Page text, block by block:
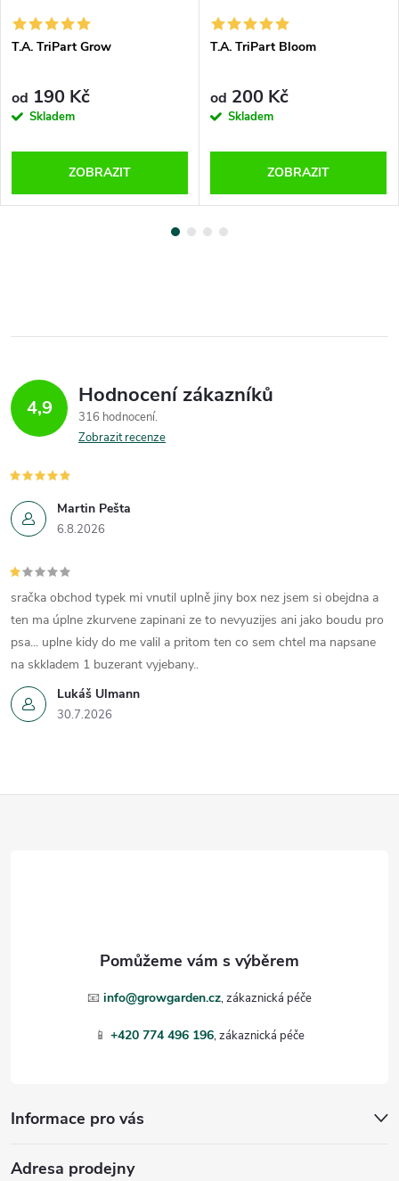
T.A. TriPart Grow
od 190 Kč
Skladem
ZOBRAZIT
T.A. TriPart Bloom
od 200 Kč
Skladem
ZOBRAZIT
4,9 Hodnocení zákazníků
316 hodnocení
Zobrazit recenze
Martin Pešta
6.8.2026
Lukáš Ulmann
30.7.2026
sračka obchod typek mi vnutil uplně jiny box nez jsem si obejdna a
ten ma úplne zkurvene zapinani ze to nevyuzijes ani jako boudu pro
psa... uplne kidy do me valil a pritom ten co sem chtel ma napsane
na skkladem 1 buzerant vyjebany..
📧 info@growgarden.cz
📱 +420 774 496 196
Informace pro vás
Adresa prodejny